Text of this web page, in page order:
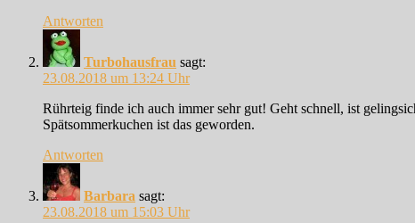
Antworten
Turbohausfrau sagt:
23.08.2018 um 13:24 Uhr
Rührteig finde ich auch immer sehr gut! Geht schnell, ist
Spätsommerkuchen ist das geworden.
Antworten
Barbara sagt:
23.08.2018 um 15:03 Uhr